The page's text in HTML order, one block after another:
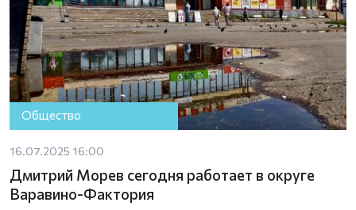
Общество
16.07.2025 16:00
Дмитрий Морев сегодня работает в округе
Варавино-Фактория